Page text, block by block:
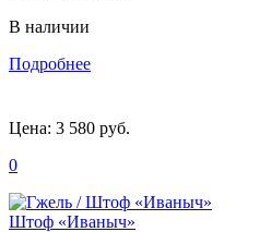
В наличии
Подробнее
Цена: 3 580 руб.
0
Штоф «Иваныч»